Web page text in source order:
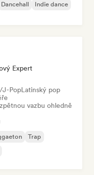
Dancehall
Indie dance
Expert
J-PopLatinský pop
vazbu ohledně
Trap